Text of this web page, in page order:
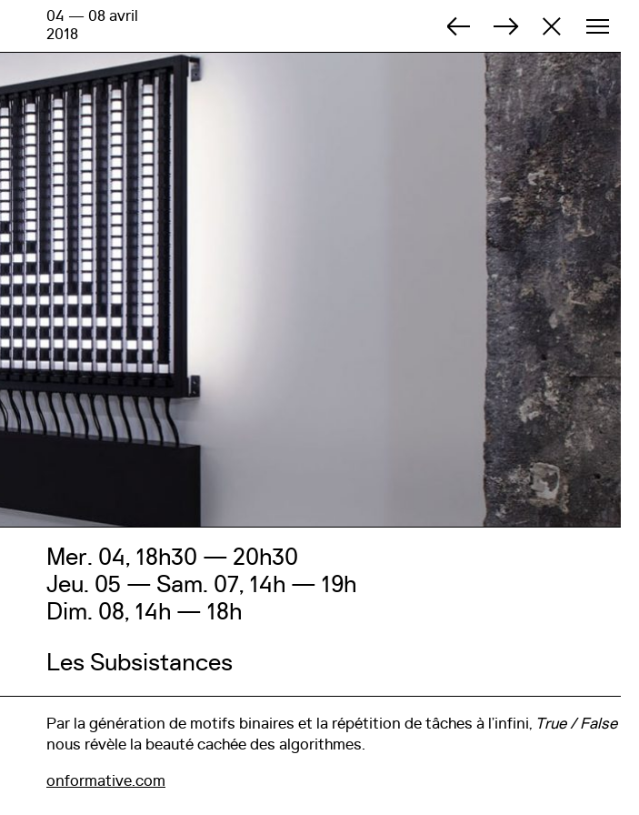
04 — 08 avril
2018
Billetterie
Médias/Pros
Contact
Télécharger le programme
Mer. 04, 18h30 — 20h30
Jeu. 05 — Sam. 07, 14h — 19h
Dim. 08, 14h — 18h
Les Subsistances
Par la génération de motifs binaires et la répétition de tâches à l’infini,True / False
nous révèle la beauté cachée des algorithmes.
onformative.com